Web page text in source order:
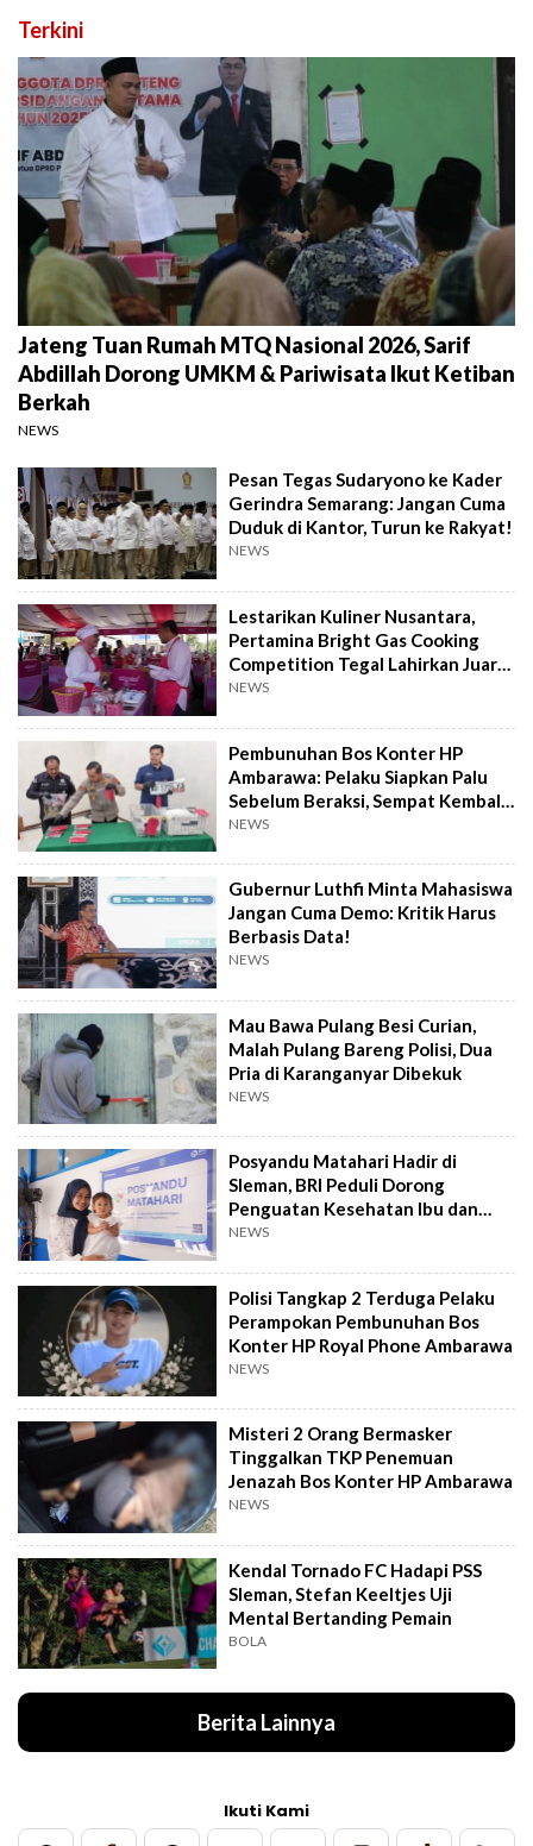
Terkini
Jateng Tuan Rumah MTQ Nasional 2026, Sarif
Abdillah Dorong UMKM & Pariwisata Ikut Ketiban
Berkah
NEWS
Pesan Tegas Sudaryono ke Kader
Gerindra Semarang: Jangan Cuma
Duduk di Kantor, Turun ke Rakyat!
NEWS
Lestarikan Kuliner Nusantara,
Pertamina Bright Gas Cooking
Competition Tegal Lahirkan Juara
Baru
NEWS
Pembunuhan Bos Konter HP
Ambarawa: Pelaku Siapkan Palu
Sebelum Beraksi, Sempat Kembali
Datangi TKP
NEWS
Gubernur Luthfi Minta Mahasiswa
Jangan Cuma Demo: Kritik Harus
Berbasis Data!
NEWS
Mau Bawa Pulang Besi Curian,
Malah Pulang Bareng Polisi, Dua
Pria di Karanganyar Dibekuk
NEWS
Posyandu Matahari Hadir di
Sleman, BRI Peduli Dorong
Penguatan Kesehatan Ibu dan
Anak
NEWS
Polisi Tangkap 2 Terduga Pelaku
Perampokan Pembunuhan Bos
Konter HP Royal Phone Ambarawa
NEWS
Misteri 2 Orang Bermasker
Tinggalkan TKP Penemuan
Jenazah Bos Konter HP Ambarawa
NEWS
Kendal Tornado FC Hadapi PSS
Sleman, Stefan Keeltjes Uji
Mental Bertanding Pemain
BOLA
Berita Lainnya
Ikuti Kami